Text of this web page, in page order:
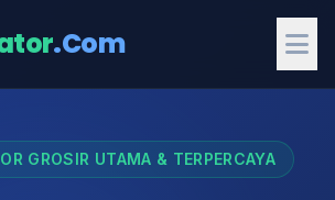
.Com
GROSIR UTAMA & TERPERCAYA